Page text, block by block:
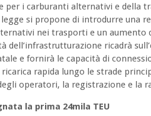
per i carburanti alternativi e della
si propone di introdurre una
nei trasporti e un aumento
dell’infrastrutturazione ricadrà
e fornirà le capacità di
rapida lungo le strade
operatori, la registrazione e la
la prima 24mila TEU